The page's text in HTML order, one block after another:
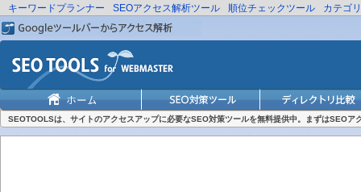
キーワードプランナー SEOアクセス解析ツール 順位チェックツール カテゴ
SEOTOOLSは、サイトのアクセスアップに必要なSEO対策ツールを無料提供中。まずはSEOア